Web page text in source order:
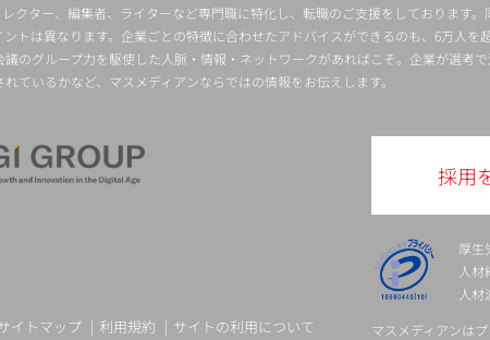
クター、編集者、ライターなど専門職に特化し、転職のご支援をしております
トは異なります。企業ごとの特徴に合わせたアドバイスができるのも、6万人を
のグループ力を駆使した人脈・情報・ネットワークがあればこそ。企業が選考
ているかなど、マスメディアンならではの情報をお伝えします。
採用
厚生
人
人
マスメディアンは
イトマップ 利用規約 サイトの利用について